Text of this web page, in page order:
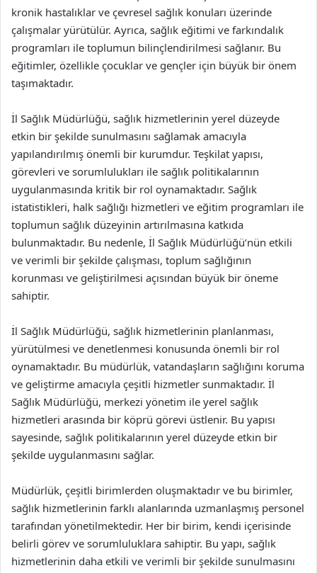
kronik hastalıklar ve çevresel sağlık konuları üzerinde
çalışmalar yürütülür. Ayrıca, sağlık eğitimi ve farkındalık
programları ile toplumun bilinçlendirilmesi sağlanır. Bu
eğitimler, özellikle çocuklar ve gençler için büyük bir önem
taşımaktadır.
İl Sağlık Müdürlüğü, sağlık hizmetlerinin yerel düzeyde
etkin bir şekilde sunulmasını sağlamak amacıyla
yapılandırılmış önemli bir kurumdur. Teşkilat yapısı,
görevleri ve sorumlulukları ile sağlık politikalarının
uygulanmasında kritik bir rol oynamaktadır. Sağlık
istatistikleri, halk sağlığı hizmetleri ve eğitim programları ile
toplumun sağlık düzeyinin artırılmasına katkıda
bulunmaktadır. Bu nedenle, İl Sağlık Müdürlüğü’nün etkili
ve verimli bir şekilde çalışması, toplum sağlığının
korunması ve geliştirilmesi açısından büyük bir öneme
sahiptir.
İl Sağlık Müdürlüğü, sağlık hizmetlerinin planlanması,
yürütülmesi ve denetlenmesi konusunda önemli bir rol
oynamaktadır. Bu müdürlük, vatandaşların sağlığını koruma
ve geliştirme amacıyla çeşitli hizmetler sunmaktadır. İl
Sağlık Müdürlüğü, merkezi yönetim ile yerel sağlık
hizmetleri arasında bir köprü görevi üstlenir. Bu yapısı
sayesinde, sağlık politikalarının yerel düzeyde etkin bir
şekilde uygulanmasını sağlar.
Müdürlük, çeşitli birimlerden oluşmaktadır ve bu birimler,
sağlık hizmetlerinin farklı alanlarında uzmanlaşmış personel
tarafından yönetilmektedir. Her bir birim, kendi içerisinde
belirli görev ve sorumluluklara sahiptir. Bu yapı, sağlık
hizmetlerinin daha etkili ve verimli bir şekilde sunulmasını